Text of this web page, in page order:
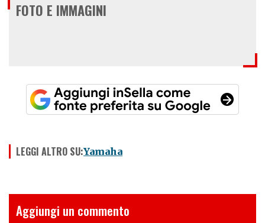
FOTO E IMMAGINI
LEGGI ALTRO SU:Yamaha
Aggiungi un commento